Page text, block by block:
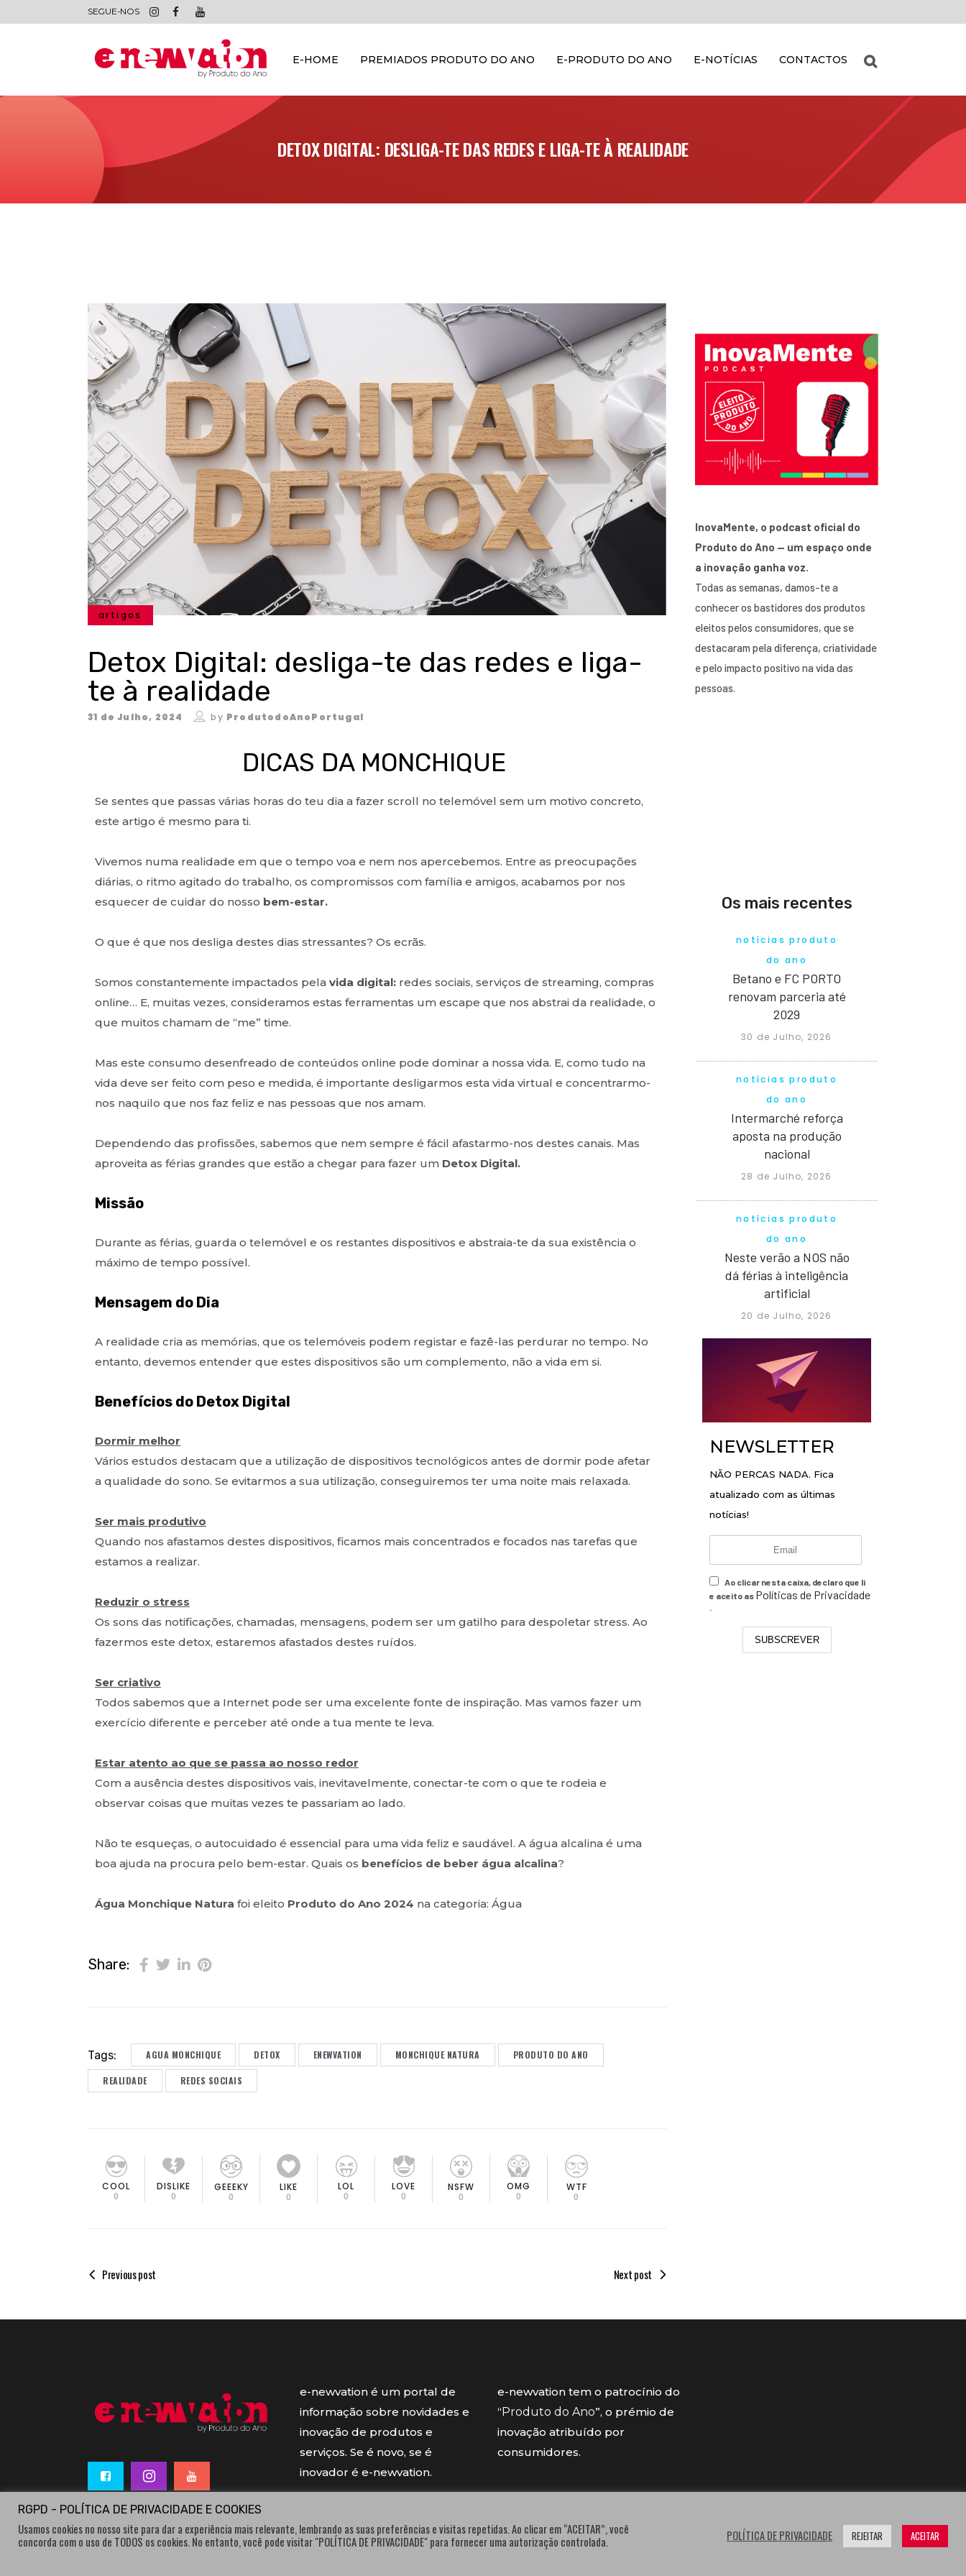
SEGUE-NOS
E-HOME PREMIADOS PRODUTO DO ANO E-PRODUTO DO ANO E-NOTÍCIAS CONTACTOS
DETOX DIGITAL: DESLIGA-TE DAS REDES E LIGA-TE À REALIDADE
artigos
Detox Digital: desliga-te das redes e liga-
te à realidade
31 de Julho, 2024 by ProdutodoAnoPortugal
DICAS DA MONCHIQUE
Se sentes que passas várias horas do teu dia a fazer scroll no telemóvel sem um motivo concreto,
este artigo é mesmo para ti.
Vivemos numa realidade em que o tempo voa e nem nos apercebemos. Entre as preocupações
diárias, o ritmo agitado do trabalho, os compromissos com família e amigos, acabamos por nos
esquecer de cuidar do nosso bem-estar.
O que é que nos desliga destes dias stressantes? Os ecrãs.
Somos constantemente impactados pela vida digital: redes sociais, serviços de streaming, compras
online… E, muitas vezes, consideramos estas ferramentas um escape que nos abstrai da realidade, o
que muitos chamam de “me” time.
Mas este consumo desenfreado de conteúdos online pode dominar a nossa vida. E, como tudo na
vida deve ser feito com peso e medida, é importante desligarmos esta vida virtual e concentrarmo-
nos naquilo que nos faz feliz e nas pessoas que nos amam.
Dependendo das profissões, sabemos que nem sempre é fácil afastarmo-nos destes canais. Mas
aproveita as férias grandes que estão a chegar para fazer um Detox Digital.
Missão
Durante as férias, guarda o telemóvel e os restantes dispositivos e abstraia-te da sua existência o
máximo de tempo possível.
Mensagem do Dia
A realidade cria as memórias, que os telemóveis podem registar e fazê-las perdurar no tempo. No
entanto, devemos entender que estes dispositivos são um complemento, não a vida em si.
Benefícios do Detox Digital
Dormir melhor
Vários estudos destacam que a utilização de dispositivos tecnológicos antes de dormir pode afetar
a qualidade do sono. Se evitarmos a sua utilização, conseguiremos ter uma noite mais relaxada.
Ser mais produtivo
Quando nos afastamos destes dispositivos, ficamos mais concentrados e focados nas tarefas que
estamos a realizar.
Reduzir o stress
Os sons das notificações, chamadas, mensagens, podem ser um gatilho para despoletar stress. Ao
fazermos este detox, estaremos afastados destes ruídos.
Ser criativo
Todos sabemos que a Internet pode ser uma excelente fonte de inspiração. Mas vamos fazer um
exercício diferente e perceber até onde a tua mente te leva.
Estar atento ao que se passa ao nosso redor
Com a ausência destes dispositivos vais, inevitavelmente, conectar-te com o que te rodeia e
observar coisas que muitas vezes te passariam ao lado.
Não te esqueças, o autocuidado é essencial para uma vida feliz e saudável. A água alcalina é uma
boa ajuda na procura pelo bem-estar. Quais os benefícios de beber água alcalina?
Água Monchique Natura foi eleito Produto do Ano 2024 na categoria: Água
Share:
Tags: AGUA MONCHIQUE DETOX ENEWVATION MONCHIQUE NATURA PRODUTO DO ANO
REALIDADE REDES SOCIAIS
COOL
0
DISLIKE
0
GEEEKY
0
LIKE
0
LOL
0
LOVE
0
NSFW
0
OMG
0
WTF
0
Previous post Next post
InovaMente, o podcast oficial do
Produto do Ano — um espaço onde
a inovação ganha voz.
Todas as semanas, damos-te a
conhecer os bastidores dos produtos
eleitos pelos consumidores, que se
destacaram pela diferença, criatividade
e pelo impacto positivo na vida das
pessoas.
Os mais recentes
notícias produto
do ano
Betano e FC PORTO
renovam parceria até
2029
30 de Julho, 2026
notícias produto
do ano
Intermarché reforça
aposta na produção
nacional
28 de Julho, 2026
notícias produto
do ano
Neste verão a NOS não
dá férias à inteligência
artificial
20 de Julho, 2026
NEWSLETTER
NÃO PERCAS NADA. Fica
atualizado com as últimas
notícias!
Ao clicar nesta caixa, declaro que li
e aceito as Políticas de Privacidade
.
SUBSCREVER
e-newvation é um portal de
informação sobre novidades e
inovação de produtos e
serviços. Se é novo, se é
inovador é e-newvation.
e-newvation tem o patrocínio do
“ Produto do Ano”, o prémio de
inovação atribuído por
consumidores.
RGPD - POLÍTICA DE PRIVACIDADE E COOKIES
Usamos cookies no nosso site para dar a experiência mais relevante, lembrando as suas preferências e visitas repetidas. Ao clicar em “ACEITAR”, você
concorda com o uso de TODOS os cookies. No entanto, você pode visitar "POLÍTICA DE PRIVACIDADE" para fornecer uma autorização controlada.
POLÍTICA DE PRIVACIDADE REJEITAR ACEITAR